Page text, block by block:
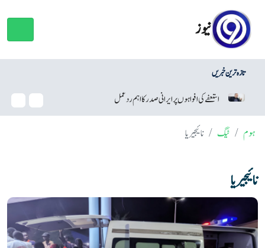
نیوز
تازہ ترین خبریں
استعفے کی افواہوں پر ایرانی صدر کا اہم ردعمل
ہوم ٹیگ نائیجیریا
نائیجیریا